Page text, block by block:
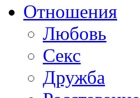
Отношения
Любовь
Секс
Дружба